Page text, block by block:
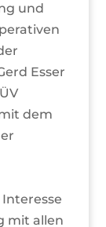
und
Esser
dem
mit allen